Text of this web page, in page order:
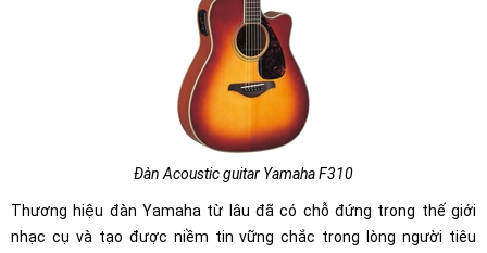
Đàn Acoustic guitar Yamaha F310
Thương hiệu đàn Yamaha từ lâu đã có chỗ đứng trong thế giới
nhạc cụ và tạo được niềm tin vững chắc trong lòng người tiêu